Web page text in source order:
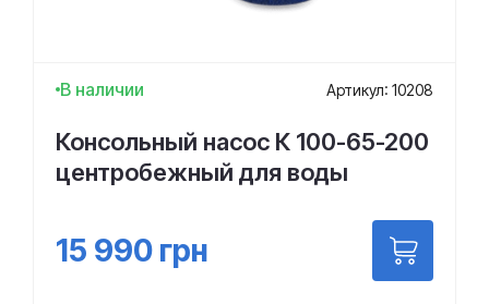
В наличии Артикул: 10208
Консольный насос К 100-65-200
центробежный для воды
15 990 грн